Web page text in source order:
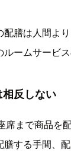
膳は人間よ
ームサービ
反しない
席まで商品を
する手間、